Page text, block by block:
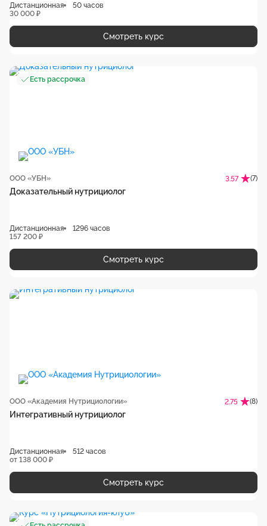
Дистанционная
50 часов
30 000 ₽
Смотреть курс
Есть рассрочка
ООО «УБН» 3.57 (7)
Доказательный нутрициолог
Дистанционная
1296 часов
157 200 ₽
Смотреть курс
ООО «Академия Нутрициологии» 2.75 (8)
Интегративный нутрициолог
Дистанционная
512 часов
от 138 000 ₽
Смотреть курс